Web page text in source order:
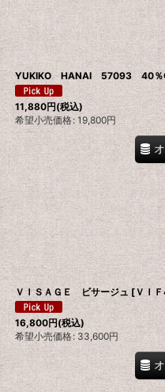
YUKIKO HANAI 57093 40％
11,880円(税込)
希望小売価格: 19,800円
ＶＩＳＡＧＥ ビサージュ [ＶＩ
16,800円(税込)
希望小売価格: 33,600円